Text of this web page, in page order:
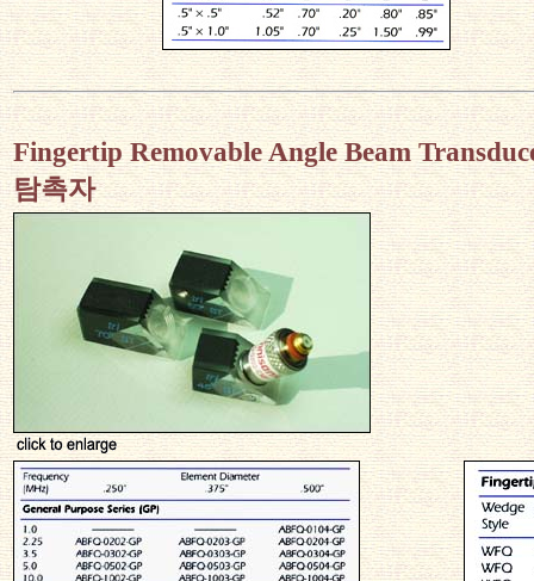
Fingertip Removable Angle Beam
탐촉자